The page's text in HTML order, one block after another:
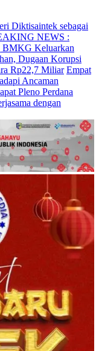
Diktisaintek sebagai
NEWS :
BMKG Keluarkan
Dugaan Korupsi
Rp22,7 Miliar Empat
Ancaman
Pleno Perdana
dengan